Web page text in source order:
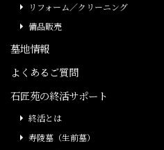
リフォーム／クリーニング
備品販売
墓地情報
よくあるご質問
石匠苑の終活サポート
終活とは
寿陵墓（生前墓）